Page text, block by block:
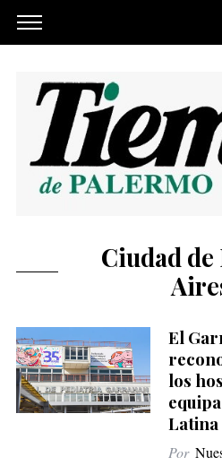
Ciudad de
El
los
Latina
Por